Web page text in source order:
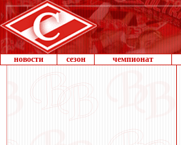
новости сезон чемпионат